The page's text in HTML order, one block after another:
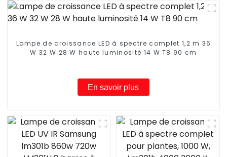
Lampe de croissance LED à spectre complet 1,2 m 36
W 32 W 28 W haute luminosité 14 W T8 90 cm
En savoir plus